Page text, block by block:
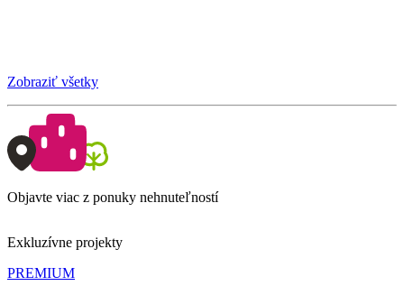
Zobraziť všetky
Objavte viac z ponuky nehnuteľností
Exkluzívne projekty
PREMIUM